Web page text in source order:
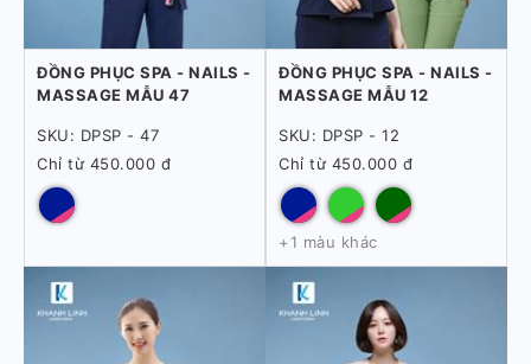
ĐỒNG PHỤC SPA - NAILS -
MASSAGE MẪU 47
SKU: DPSP - 47
Chỉ từ 450.000 đ
ĐỒNG PHỤC SPA - NAILS -
MASSAGE MẪU 12
SKU: DPSP - 12
Chỉ từ 450.000 đ
+1 màu khác